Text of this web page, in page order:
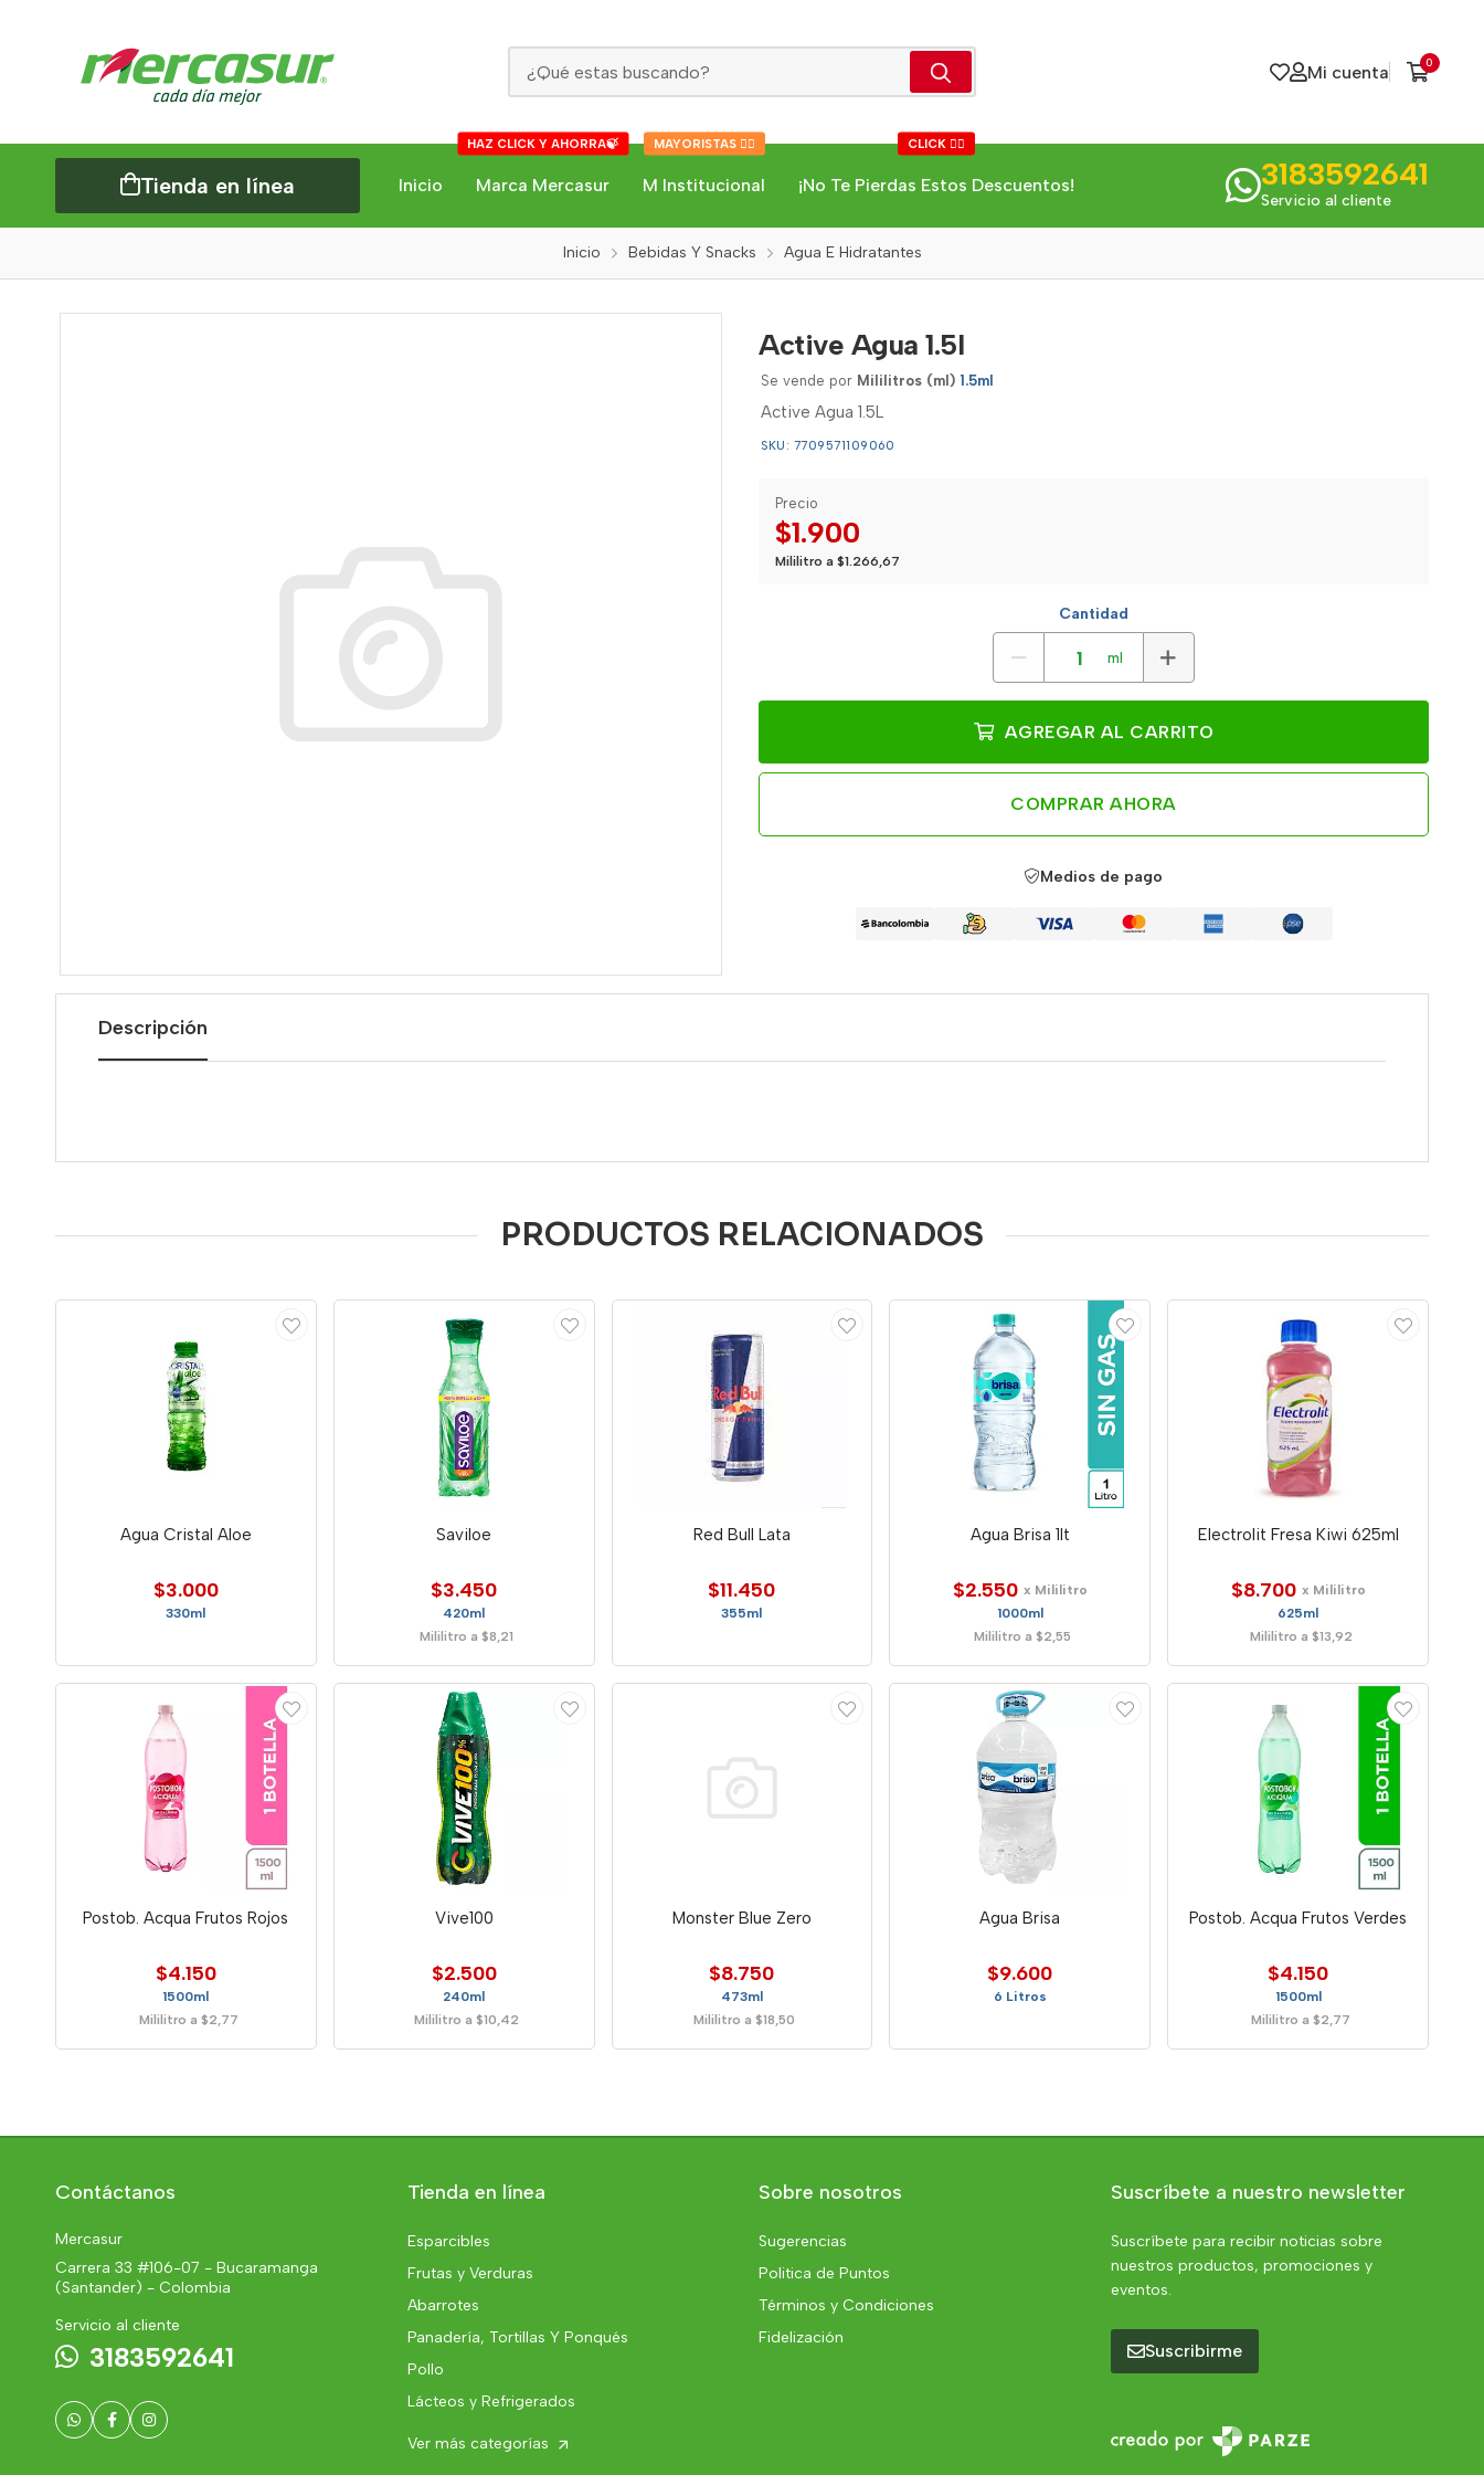
Mi cuenta 0
Tienda en línea Inicio Marca Mercasur
HAZ CLICK Y AHORRA🍃
M Institucional
MAYORISTAS 👇🏻
¡No Te Pierdas Estos Descuentos!
CLICK 👇🏻
3183592641
Servicio al cliente
Inicio Bebidas Y Snacks Agua E Hidratantes
Active Agua 1.5l
Se vende por Mililitros (ml) 1.5ml
Active Agua 1.5L
SKU: 7709571109060
Precio
$1.900
Mililitro a $1.266,67
Cantidad
ml
AGREGAR AL CARRITO
COMPRAR AHORA
Medios de pago
Descripción
PRODUCTOS RELACIONADOS
Agua Cristal Aloe
$3.000
330ml
Saviloe
$3.450
420ml
Mililitro a $8,21
Red Bull Lata
$11.450
355ml
Agua Brisa 1lt
$2.550 x Mililitro
1000ml
Mililitro a $2,55
Electrolit Fresa Kiwi 625ml
$8.700 x Mililitro
625ml
Mililitro a $13,92
Postob. Acqua Frutos Rojos
$4.150
1500ml
Mililitro a $2,77
Vive100
$2.500
240ml
Mililitro a $10,42
Monster Blue Zero
$8.750
473ml
Mililitro a $18,50
Agua Brisa
$9.600
6 Litros
Postob. Acqua Frutos Verdes
$4.150
1500ml
Mililitro a $2,77
Contáctanos
Mercasur
Carrera 33 #106-07 - Bucaramanga
(Santander) - Colombia
Servicio al cliente
3183592641
Tienda en línea
Esparcibles
Frutas y Verduras
Abarrotes
Panadería, Tortillas Y Ponqués
Pollo
Lácteos y Refrigerados
Ver más categorías
Sobre nosotros
Sugerencias
Politica de Puntos
Términos y Condiciones
Fidelización
Suscríbete a nuestro newsletter
Suscríbete para recibir noticias sobre
nuestros productos, promociones y
eventos.
Suscribirme